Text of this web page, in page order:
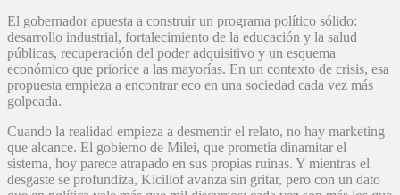
El gobernador apuesta a construir un programa político sólido:
desarrollo industrial, fortalecimiento de la educación y la salud
públicas, recuperación del poder adquisitivo y un esquema
económico que priorice a las mayorías. En un contexto de crisis, esa
propuesta empieza a encontrar eco en una sociedad cada vez más
golpeada.
Cuando la realidad empieza a desmentir el relato, no hay marketing
que alcance. El gobierno de Milei, que prometía dinamitar el
sistema, hoy parece atrapado en sus propias ruinas. Y mientras el
desgaste se profundiza, Kicillof avanza sin gritar, pero con un dato